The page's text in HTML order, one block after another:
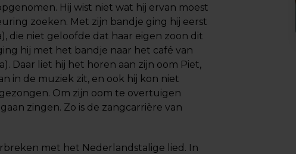
Hij wist niet wat hij ervan moest
zoeken. Met zijn bandje ging hij eerst
die niet geloofde dat haar eigen zoon dit
hij met het bandje naar het café van
Daar liet hij het horen aan zijn oom Piet,
in de muziek zit, en ook hij kon niet
Om zijn oom te overtuigen
zingen. Zo is de zangcarrière van
met het Nederlandstalige lied. In